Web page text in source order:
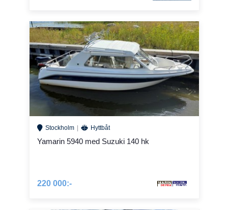
Stockholm Hyttbåt
Yamarin 5940 med Suzuki 140 hk
220 000:-